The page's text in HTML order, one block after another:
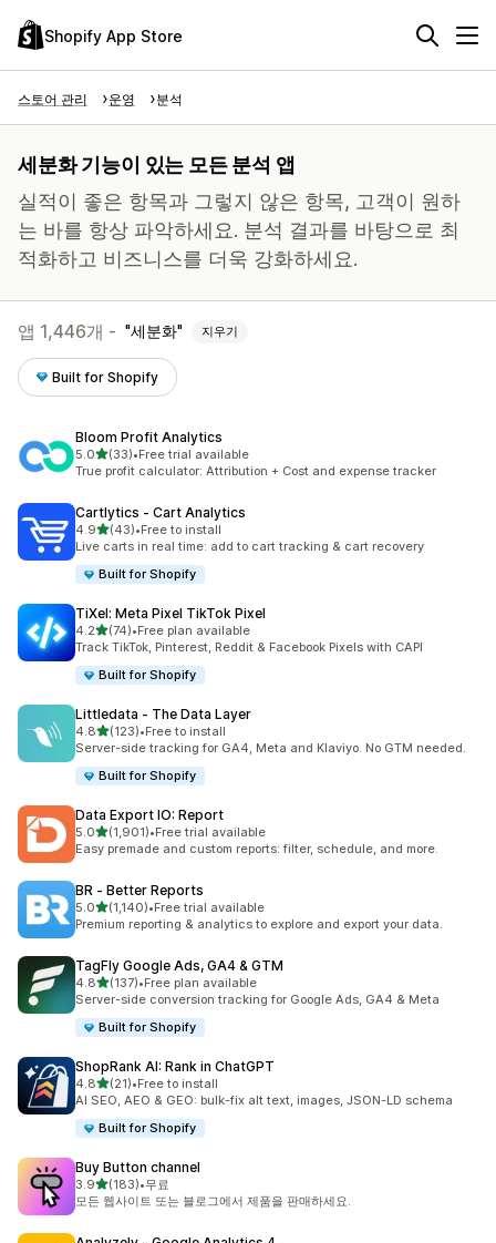
Shopify App Store
스토어 관리 운영 분석
세분화 기능이 있는 모든 분석 앱
실적이 좋은 항목과 그렇지 않은 항목, 고객이 원하
는 바를 항상 파악하세요. 분석 결과를 바탕으로 최
적화하고 비즈니스를 더욱 강화하세요.
앱 1,446개 - 세분화 지우기
Built for Shopify
Bloom Profit Analytics
5.0별 5개 중
(33)
총 리뷰 33개
•Free trial available
True profit calculator: Attribution + Cost and expense tracker
Cartlytics ‑ Cart Analytics
4.9별 5개 중
(43)
총 리뷰 43개
•Free to install
Live carts in real time: add to cart tracking & cart recovery
Built for Shopify
TiXel: Meta Pixel TikTok Pixel
4.2별 5개 중
(74)
총 리뷰 74개
•Free plan available
Track TikTok, Pinterest, Reddit & Facebook Pixels with CAPI
Built for Shopify
Littledata ‑ The Data Layer
4.8별 5개 중
(123)
총 리뷰 123개
•Free to install
Server-side tracking for GA4, Meta and Klaviyo. No GTM needed.
Built for Shopify
Data Export IO: Report
5.0별 5개 중
(1,901)
총 리뷰 1901개
•Free trial available
Easy premade and custom reports: filter, schedule, and more.
BR ‑ Better Reports
5.0별 5개 중
(1,140)
총 리뷰 1140개
•Free trial available
Premium reporting & analytics to explore and export your data.
TagFly Google Ads, GA4 & GTM
4.8별 5개 중
(137)
총 리뷰 137개
•Free plan available
Server-side conversion tracking for Google Ads, GA4 & Meta
Built for Shopify
ShopRank AI: Rank in ChatGPT
4.8별 5개 중
(21)
총 리뷰 21개
•Free to install
AI SEO, AEO & GEO: bulk-fix alt text, images, JSON-LD schema
Built for Shopify
Buy Button channel
3.9별 5개 중
(183)
총 리뷰 183개
•무료
모든 웹사이트 또는 블로그에서 제품을 판매하세요.